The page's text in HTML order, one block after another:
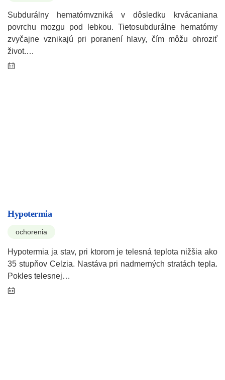
Subdurálny hematómvzniká v dôsledku krvácaniana
povrchu mozgu pod lebkou. Tietosubdurálne hematómy
zvyčajne vznikajú pri poranení hlavy, čím môžu ohroziť
život.…
Hypotermia
ochorenia
Hypotermia ja stav, pri ktorom je telesná teplota nižšia ako
35 stupňov Celzia. Nastáva pri nadmerných stratách tepla.
Pokles telesnej…